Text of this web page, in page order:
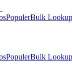
PopulerBulk Lookup
PopulerBulk Lookup